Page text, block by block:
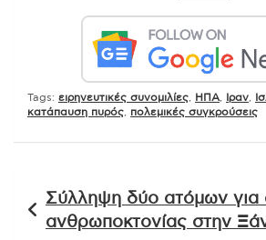
Tags: ειρηνευτικές συνομιλίες ΗΠΑ Ιραν
κατάπαυση πυρός
πολεμικές συγκρούσεις
άρθρων
Σύλληψη δύο ατόμων για
ανθρωποκτονίας στην